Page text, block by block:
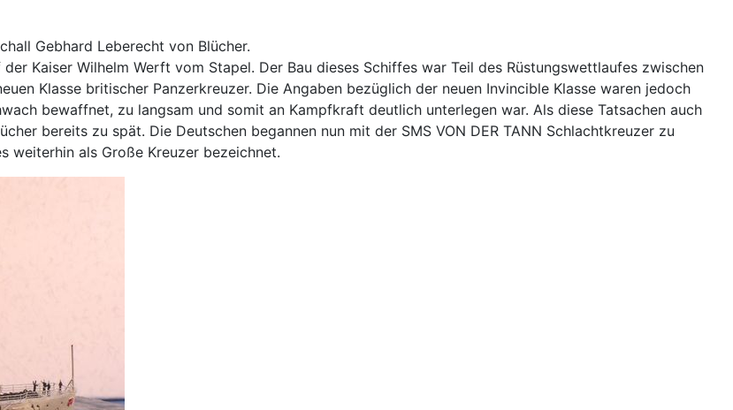
Gebhard Leberecht von Blücher.
Kaiser Wilhelm Werft vom Stapel. Der Bau dieses Schiffes war Teil des Rüstungswettlaufes zwischen
Klasse britischer Panzerkreuzer. Die Angaben bezüglich der neuen Invincible Klasse waren jedoch
bewaffnet, zu langsam und somit an Kampfkraft deutlich unterlegen war. Als diese Tatsachen auch
bereits zu spät. Die Deutschen begannen nun mit der SMS VON DER TANN Schlachtkreuzer zu
weiterhin als Große Kreuzer bezeichnet.